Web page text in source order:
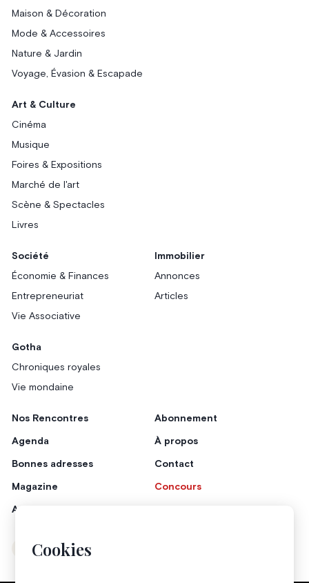
Cookies
Maison & Décoration
Mode & Accessoires
Nature & Jardin
Voyage, Évasion & Escapade
Art & Culture
Cinéma
Musique
Foires & Expositions
Marché de l'art
Scène & Spectacles
Livres
Société
Économie & Finances
Entrepreneuriat
Vie Associative
Immobilier
Annonces
Articles
Gotha
Chroniques royales
Vie mondaine
Nos Rencontres
Agenda
Bonnes adresses
Magazine
Annonceurs
Abonnement
À propos
Contact
Concours
Instagram